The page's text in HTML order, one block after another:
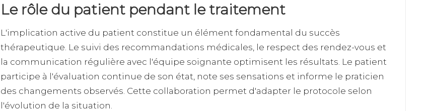
Le rôle du patient pendant le traitement
L'implication active du patient constitue un élément fondamental du succès
thérapeutique. Le suivi des recommandations médicales, le respect des rendez-vous et
la communication régulière avec l'équipe soignante optimisent les résultats. Le patient
participe à l'évaluation continue de son état, note ses sensations et informe le praticien
des changements observés. Cette collaboration permet d'adapter le protocole selon
l'évolution de la situation.